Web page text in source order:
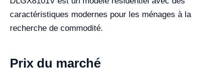
caractéristiques modernes pour les ménages à la
recherche de commodité.
Prix du marché